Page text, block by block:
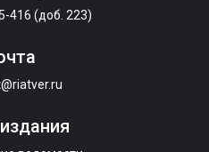
416 (доб. 223)